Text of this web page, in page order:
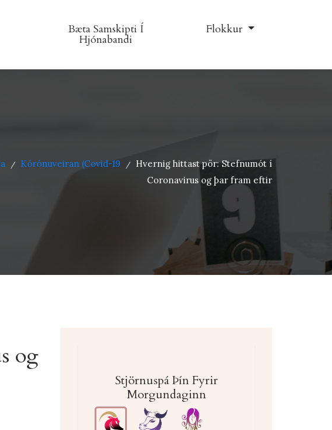
Bæta Samskipti Í
Hjónabandi
Flokkur
/ Kórónuveiran (Covid-19 /
Hvernig hittast pör: Stefnumót í
Coronavirus og þar fram eftir
og
Stjörnuspá Þín Fyrir
Morgundaginn